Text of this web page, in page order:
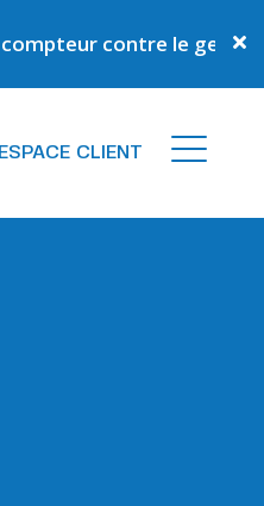
le gelEn savoir plus
ESPACE CLIENT